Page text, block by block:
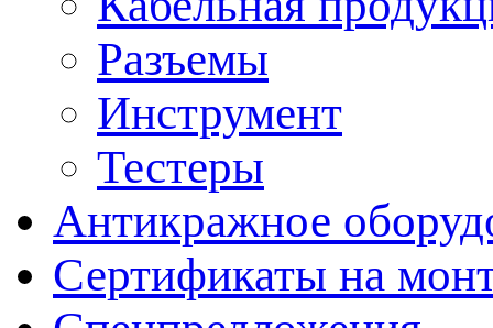
Разъемы
Инструмент
Тестеры
Антикражное
Сертификаты на